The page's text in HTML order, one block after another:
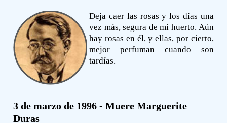
Deja caer las rosas y los días una
vez más, segura de mi huerto. Aún
hay rosas en él, y ellas, por cierto,
mejor perfuman cuando son
tardías.
3 de marzo de 1996 - Muere Marguerite
Duras